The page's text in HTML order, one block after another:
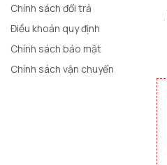
Chính sách đổi trả
Điều khoản quy định
Chính sách bảo mật
Chính sách vận chuyển